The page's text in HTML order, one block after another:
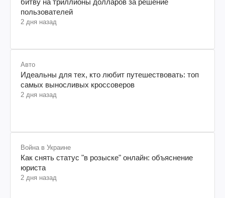
пользователей
2 дня назад
Авто
Идеальны для тех, кто любит путешествовать: топ
самых выносливых кроссоверов
2 дня назад
Война в Украине
Как снять статус "в розыске" онлайн: объяснение
юриста
2 дня назад